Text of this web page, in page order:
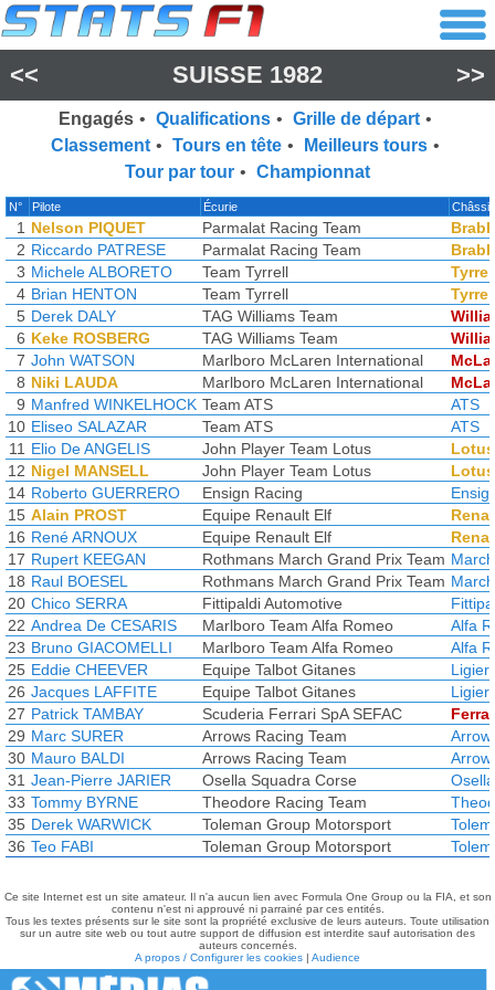
<< SUISSE 1982 >>
Engagés • Qualifications • Grille de départ •
Classement • Tours en tête • Meilleurs tours •
Tour par tour • Championnat
N° Pilote Écurie Châssis
1 Nelson PIQUET Parmalat Racing Team
2 Riccardo PATRESE Parmalat Racing Team
3 Michele ALBORETO Team Tyrrell
4 Brian HENTON Team Tyrrell
5 Derek DALY TAG Williams Team
6 Keke ROSBERG TAG Williams Team
7 John WATSON Marlboro McLaren International
8 Niki LAUDA Marlboro McLaren International
9 Manfred WINKELHOCK Team ATS
ATS
10 Eliseo SALAZAR Team ATS
ATS
11 Elio De ANGELIS John Player Team Lotus
Lotus
12 Nigel MANSELL John Player Team Lotus
Lotus
14 Roberto GUERRERO Ensign Racing
15 Alain PROST Equipe Renault Elf
16 René ARNOUX Equipe Renault Elf
17 Rupert KEEGAN Rothmans March Grand Prix Team March
18 Raul BOESEL Rothmans March Grand Prix Team March
20 Chico SERRA Fittipaldi Automotive
22 Andrea De CESARIS Marlboro Team Alfa Romeo
Alfa
23 Bruno GIACOMELLI Marlboro Team Alfa Romeo
Alfa
25 Eddie CHEEVER Equipe Talbot Gitanes
Ligier
26 Jacques LAFFITE Equipe Talbot Gitanes
Ligier
27 Patrick TAMBAY Scuderia Ferrari SpA SEFAC
29 Marc SURER Arrows Racing Team
30 Mauro BALDI Arrows Racing Team
31 Jean-Pierre JARIER Osella Squadra Corse
Osella
33 Tommy BYRNE Theodore Racing Team
35 Derek WARWICK Toleman Group Motorsport
36 Teo FABI Toleman Group Motorsport
Ce site Internet est un site amateur. Il n'a aucun lien avec Formula One Group ou la FIA, et son
contenu n'est ni approuvé ni parrainé par ces entités.
Tous les textes présents sur le site sont la propriété exclusive de leurs auteurs. Toute utilisation
sur un autre site web ou tout autre support de diffusion est interdite sauf autorisation des
auteurs concernés.
A propos / Configurer les cookies | Audience